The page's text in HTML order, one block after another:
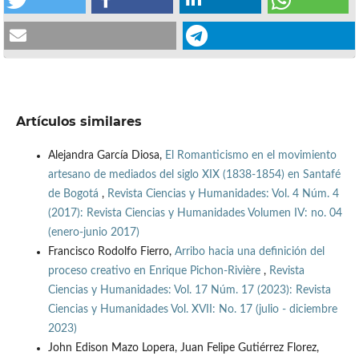
Artículos similares
Alejandra García Diosa, El Romanticismo en el movimiento
artesano de mediados del siglo XIX (1838-1854) en Santafé
de Bogotá , Revista Ciencias y Humanidades: Vol. 4 Núm. 4
(2017): Revista Ciencias y Humanidades Volumen IV: no. 04
(enero-junio 2017)
Francisco Rodolfo Fierro, Arribo hacia una definición del
proceso creativo en Enrique Pichon-Rivière , Revista
Ciencias y Humanidades: Vol. 17 Núm. 17 (2023): Revista
Ciencias y Humanidades Vol. XVII: No. 17 (julio - diciembre
2023)
John Edison Mazo Lopera, Juan Felipe Gutiérrez Florez,